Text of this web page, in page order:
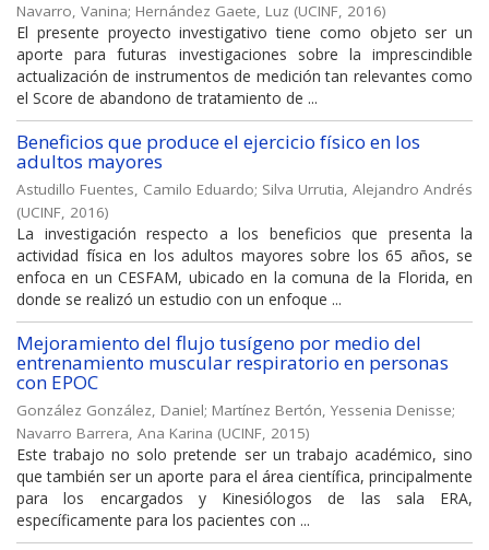
Navarro, Vanina; Hernández Gaete, Luz (UCINF, 2016)
El presente proyecto investigativo tiene como objeto ser un
aporte para futuras investigaciones sobre la imprescindible
actualización de instrumentos de medición tan relevantes como
el Score de abandono de tratamiento de ...
Beneficios que produce el ejercicio físico en los
adultos mayores
Astudillo Fuentes, Camilo Eduardo; Silva Urrutia, Alejandro Andrés
(UCINF, 2016)
La investigación respecto a los beneficios que presenta la
actividad física en los adultos mayores sobre los 65 años, se
enfoca en un CESFAM, ubicado en la comuna de la Florida, en
donde se realizó un estudio con un enfoque ...
Mejoramiento del flujo tusígeno por medio del
entrenamiento muscular respiratorio en personas
con EPOC
González González, Daniel; Martínez Bertón, Yessenia Denisse;
Navarro Barrera, Ana Karina (UCINF, 2015)
Este trabajo no solo pretende ser un trabajo académico, sino
que también ser un aporte para el área científica, principalmente
para los encargados y Kinesiólogos de las sala ERA,
específicamente para los pacientes con ...